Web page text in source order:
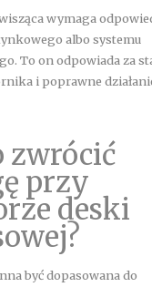
wymaga
albo systemu
To on odpowiada za
i poprawne
zwrócić
przy
deski
być dopasowana do